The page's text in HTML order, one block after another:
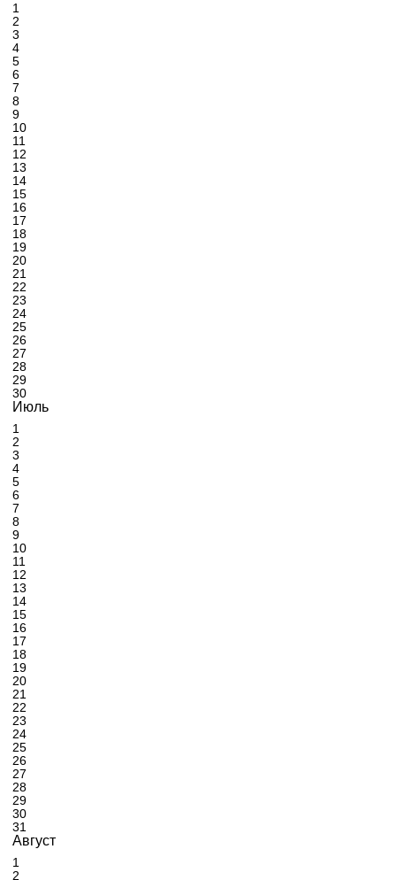
1
2
3
4
5
6
7
8
9
10
11
12
13
14
15
16
17
18
19
20
21
22
23
24
25
26
27
28
29
30
Июль
1
2
3
4
5
6
7
8
9
10
11
12
13
14
15
16
17
18
19
20
21
22
23
24
25
26
27
28
29
30
31
Август
1
2